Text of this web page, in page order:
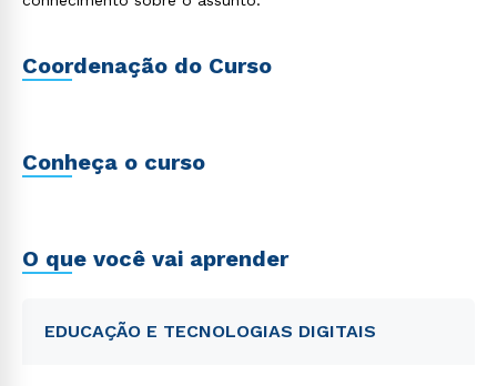
Coordenação do Curso
Conheça o curso
O que você vai aprender
EDUCAÇÃO E TECNOLOGIAS DIGITAIS